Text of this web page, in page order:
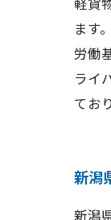
軽貨
ます
労働
ライ
てお
新潟